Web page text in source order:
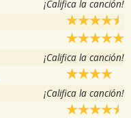
¡Califica la canción!
¡Califica la canción!
¡Califica la canción!